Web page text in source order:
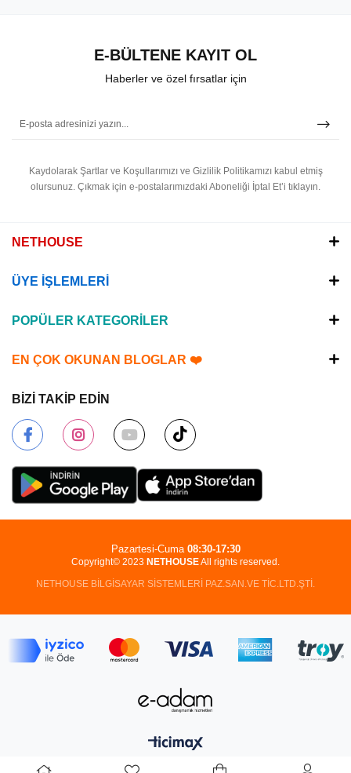
E-BÜLTENE KAYIT OL
Haberler ve özel fırsatlar için
Kaydolarak Şartlar ve Koşullarımızı ve Gizlilik Politikamızı kabul etmiş
olursunuz. Çıkmak için e-postalarımızdaki Aboneliği İptal Et’i tıklayın.
NETHOUSE
ÜYE İŞLEMLERİ
POPÜLER KATEGORİLER
EN ÇOK OKUNAN BLOGLAR ❤️
BİZİ TAKİP EDİN
Copyright© 2023 NETHOUSEAll rights reserved.
NETHOUSE BİLGİSAYAR SİSTEMLERİ PAZ.SAN.VE TİC.LTD.ŞTİ.
Pazartesi-Cuma 08:30-17:30